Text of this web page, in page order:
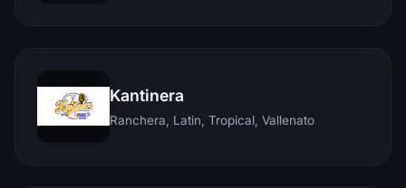
Kantinera
Ranchera, Latin, Tropical, Vallenato